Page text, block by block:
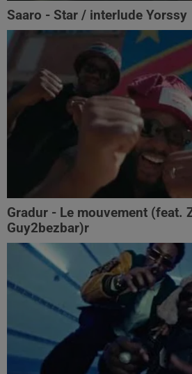
Saaro - Star / interlude Yorssy
Gradur - Le mouvement (feat.
Guy2bezbar)r